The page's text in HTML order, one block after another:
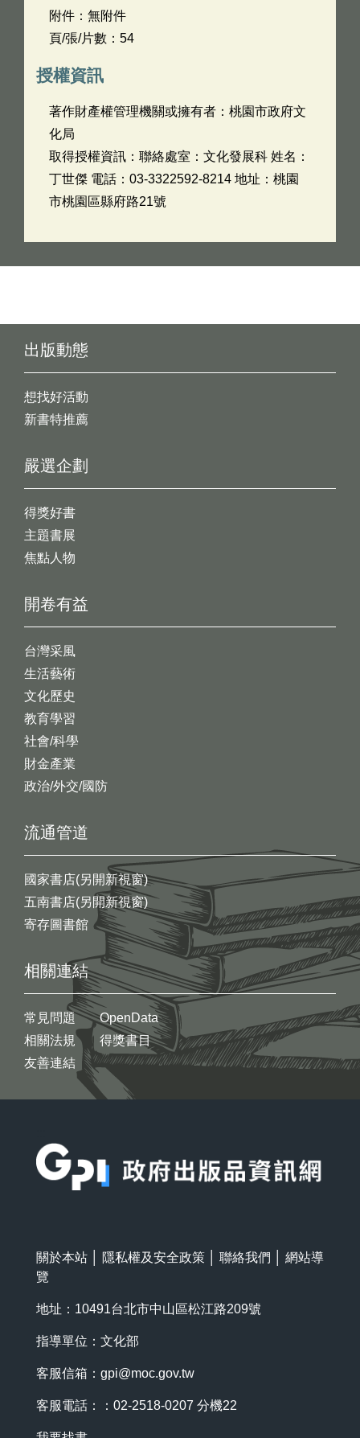
附件：無附件
頁/張/片數：54
授權資訊
著作財產權管理機關或擁有者：桃園市政府文
化局
取得授權資訊：聯絡處室：文化發展科 姓名：
丁世傑 電話：03-3322592-8214 地址：桃園
市桃園區縣府路21號
出版動態
想找好活動
新書特推薦
開卷有益
台灣采風
生活藝術
文化歷史
教育學習
社會/科學
財金產業
政治/外交/國防
嚴選企劃
得獎好書
主題書展
焦點人物
流通管道
國家書店(另開新視窗)
五南書店(另開新視窗)
寄存圖書館
相關連結
常見問題
相關法規
友善連結
OpenData
得獎書目
關於本站 隱私權及安全政策 聯絡我們
網站導
覽
地址：10491台北市中山區松江路209號
指導單位：文化部
客服信箱： gpi@moc.gov.tw
客服電話：：02-2518-0207 分機22